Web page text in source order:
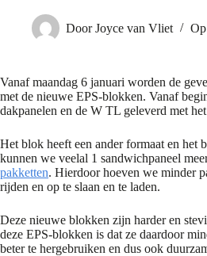
Door Joyce van Vliet Op
Vanaf maandag 6 januari worden de
met de nieuwe EPS-blokken. Vanaf
dakpanelen en de W TL geleverd met
Het blok heeft een ander formaat en het
kunnen we veelal 1 sandwichpaneel
pakketten. Hierdoor hoeven we minder
rijden en op te slaan en te laden.
Deze nieuwe blokken zijn harder en
deze EPS-blokken is dat ze daardoor
beter te hergebruiken en dus ook